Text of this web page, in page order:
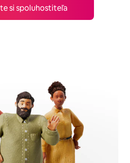
si spoluhostiteľa